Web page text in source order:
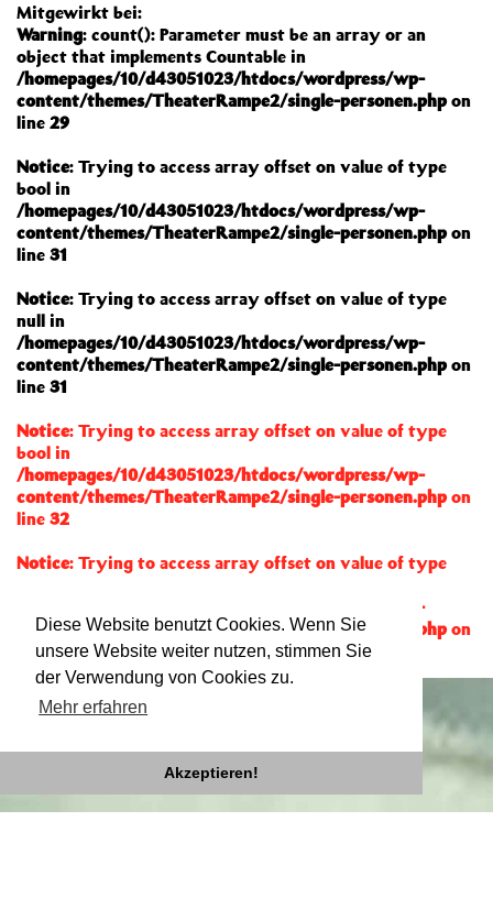
Diese Website benutzt Cookies. Wenn Sie
unsere Website weiter nutzen, stimmen Sie
der Verwendung von Cookies zu.
Mehr erfahren
Akzeptieren!
Mitgewirkt bei:
Warning: count(): Parameter must be an array or an
object that implements Countable in
/homepages/10/d43051023/htdocs/wordpress/wp-
content/themes/TheaterRampe2/single-personen.phpon
line 29
Notice: Trying to access array offset on value of type
bool in
/homepages/10/d43051023/htdocs/wordpress/wp-
content/themes/TheaterRampe2/single-personen.phpon
line 31
Notice: Trying to access array offset on value of type
null in
/homepages/10/d43051023/htdocs/wordpress/wp-
content/themes/TheaterRampe2/single-personen.phpon
line 31
Notice: Trying to access array offset on value of type
bool in
/homepages/10/d43051023/htdocs/wordpress/wp-
content/themes/TheaterRampe2/single-personen.phpon
line 32
Notice: Trying to access array offset on value of type
/homepages/10/d43051023/htdocs/wordpress/wp-
content/themes/TheaterRampe2/single-personen.phpon
line32